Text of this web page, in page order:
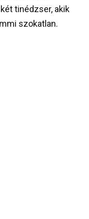
tinédzser, akik
szokatlan.